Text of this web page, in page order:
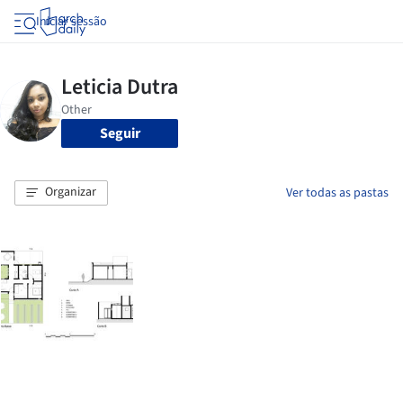
Iniciar sessão
Seguir
Organizar Ver todas as pastas